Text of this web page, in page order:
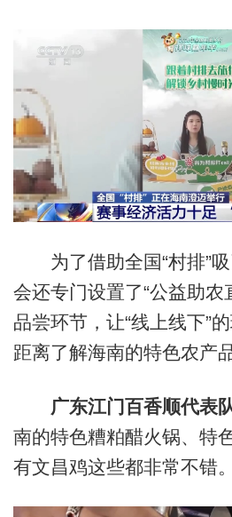
为了借助全国“村排”吸
会还专门设置了“公益助农
品尝环节，让“线上线下”
距离了解海南的特色农产
广东江门百香顺代表
南的特色糟粕醋火锅、特
有文昌鸡这些都非常不错。